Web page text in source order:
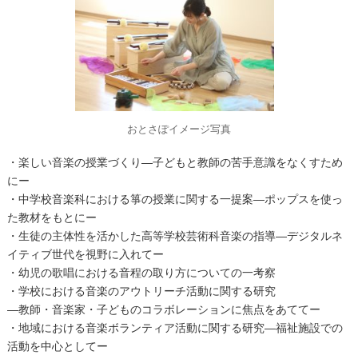
おとさぽイメージ写真
・楽しい音楽の授業づくり―子どもと教師の苦手意識をなくすため
にー
・中学校音楽科における箏の授業に関する一提案―ポップスを使っ
た教材をもとにー
・生徒の主体性を活かした高等学校芸術科音楽の指導―デジタルネ
イティブ世代を視野に入れてー
・幼児の歌唱における音程の取り方についての一考察
・学校における音楽のアウトリーチ活動に関する研究
―教師・音楽家・子どものコラボレーションに焦点をあててー
・地域における音楽ボランティア活動に関する研究―福祉施設での
活動を中心としてー